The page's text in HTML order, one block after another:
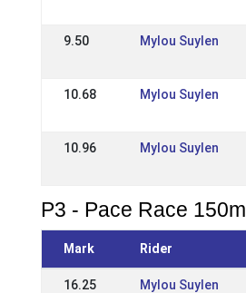
9.50 Mylou Suylen
10.68 Mylou Suylen
10.96 Mylou Suylen
P3 - Pace Race 150m
Mark Rider
16.25 Mylou Suylen